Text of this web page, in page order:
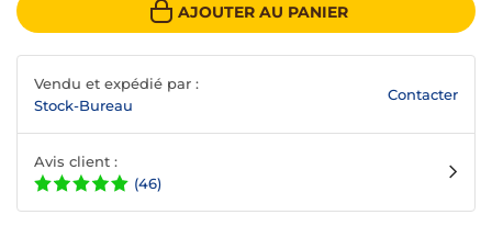
AJOUTER AU PANIER
Vendu et expédié par :
Stock-Bureau
Contacter
Avis client :
(46)